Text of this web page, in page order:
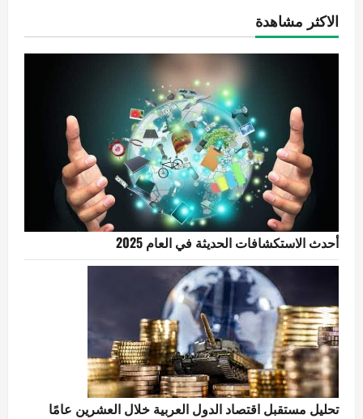
الاكثر مشاهدة
أحدث الاستكشافات الحديثة في العام 2025
تحليل مستقبل اقتصاد الدول العربية خلال العشرين عامًا